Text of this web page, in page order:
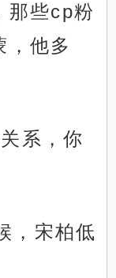
那些cp粉
，他多
系，你
，宋柏低